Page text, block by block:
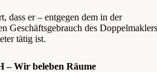
dass er – entgegen dem in der
Geschäftsgebrauch des Doppelmaklers
tätig ist.
– Wir beleben Räume